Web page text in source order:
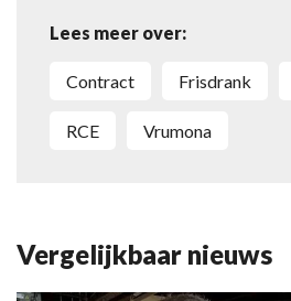
Lees meer over:
contract frisdrank
RCE Vrumona
Vergelijkbaar nieuws